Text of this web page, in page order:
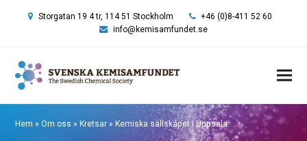
Storgatan 19 4 tr, 114 51 Stockholm
+46 (0)8-411 52 60
info@kemisamfundet.se
Hem »Om oss » Kretsar » Kemiska sällskapet i Uppsala